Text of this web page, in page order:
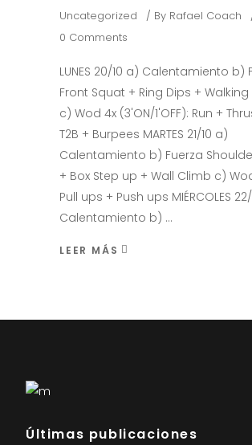
Uncategorized By Rafael Coach
0 Comments
LUNES 20/10 a) Calentamiento b)
Front Squat + Ring Dips +
c) Wod 4x (3'ON/1'OFF): Run +
T2B + Burpees MARTES 21/10 a)
Calentamiento b) Fuerza
+ Box Step up + Wall Climb c)
Pull ups + Push ups MIÉRCOLES
Calentamiento b)
LEER MÁS
Últimas publicaciones